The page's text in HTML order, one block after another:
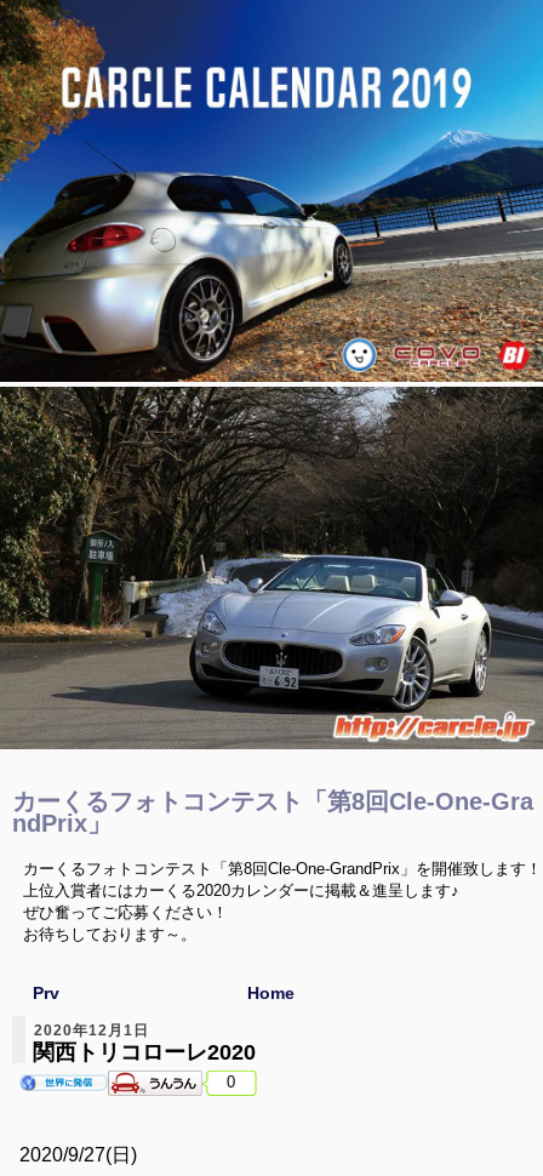
カーくるフォトコンテスト「第8回Cle-One-Gra
ndPrix」
カーくるフォトコンテスト「第8回Cle-One-GrandPrix」を開催致します！
上位入賞者にはカーくる2020カレンダーに掲載＆進呈します♪
ぜひ奮ってご応募ください！
お待ちしております～。
Prv Home
2020年12月1日
関西トリコローレ2020
0
2020/9/27(日)